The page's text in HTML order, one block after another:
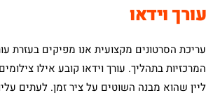
עורך וידאו
עריכת הסרטונים מקצועית אנו מפיקים בעזרת
המרכזיות בתהליך. עורך וידאו קובע אילו
ליין שהוא מבנה השוטים על ציר זמן. לעתים